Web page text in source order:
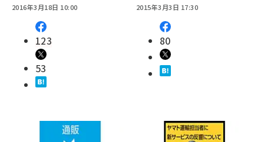
2016年3月18日 10:00
123
53
2015年3月3日 17:30
80